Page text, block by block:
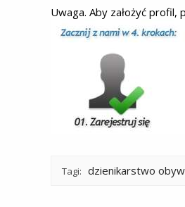
Uwaga. Aby założyć profil,
Tagi: dzienikarstwo